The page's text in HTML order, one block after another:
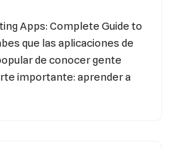
Apps: Complete Guide to
que las aplicaciones de
de conocer gente
importante: aprender a